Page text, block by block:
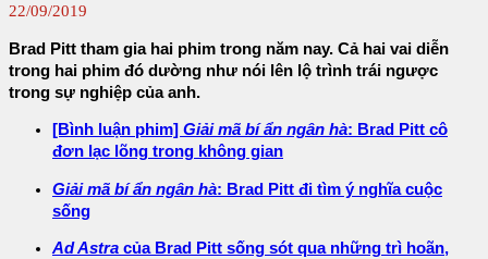
22/09/2019
Brad Pitt tham gia hai phim trong năm nay. Cả hai vai diễn
trong hai phim đó dường như nói lên lộ trình trái ngược
trong sự nghiệp của anh.
[Bình luận phim] Giải mã bí ẩn ngân hà: Brad Pitt cô
đơn lạc lõng trong không gian
Giải mã bí ẩn ngân hà: Brad Pitt đi tìm ý nghĩa cuộc
sống
Ad Astra của Brad Pitt sống sót qua những trì hoãn,